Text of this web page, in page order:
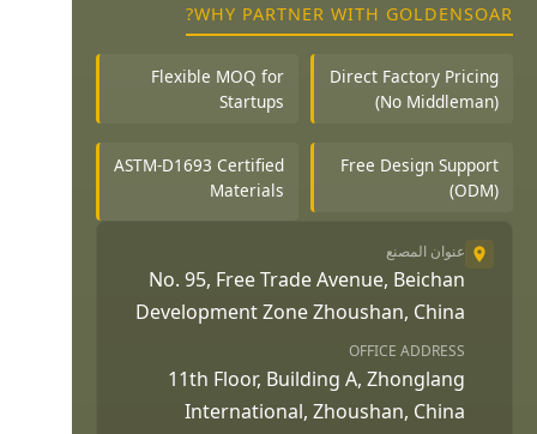
WHY PARTNER WITH GOLDENSOAR?
Direct Factory Pricing
(No Middleman)
Flexible MOQ for
Startups
Free Design Support
(ODM)
ASTM-D1693 Certified
Materials
عنوان المصنع
No. 95, Free Trade Avenue, Beichan
Development Zone Zhoushan, China
OFFICE ADDRESS
11th Floor, Building A, Zhonglang
International, Zhoushan, China